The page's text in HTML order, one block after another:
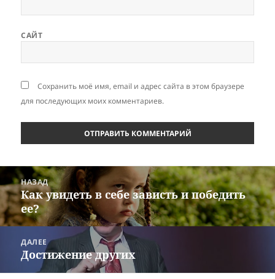
САЙТ
Сохранить моё имя, email и адрес сайта в этом браузере
для последующих моих комментариев.
Навигация
по
записям
НАЗАД
Предыдущая
запись:
Как увидеть в себе зависть и победить
ее?
ДАЛЕЕ
Следующая
запись:
Достижение других